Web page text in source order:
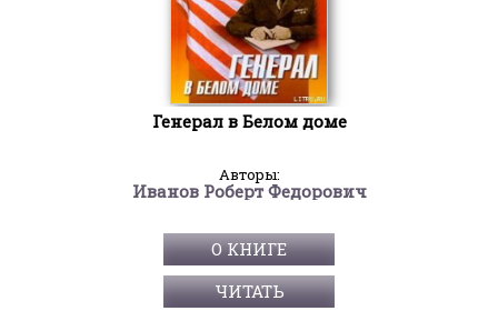
Генерал в Белом доме
Авторы:
Иванов Роберт Федорович
О КНИГЕ
ЧИТАТЬ